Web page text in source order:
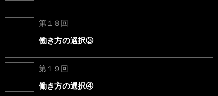
第１８回
働き方の選択③
第１９回
働き方の選択④